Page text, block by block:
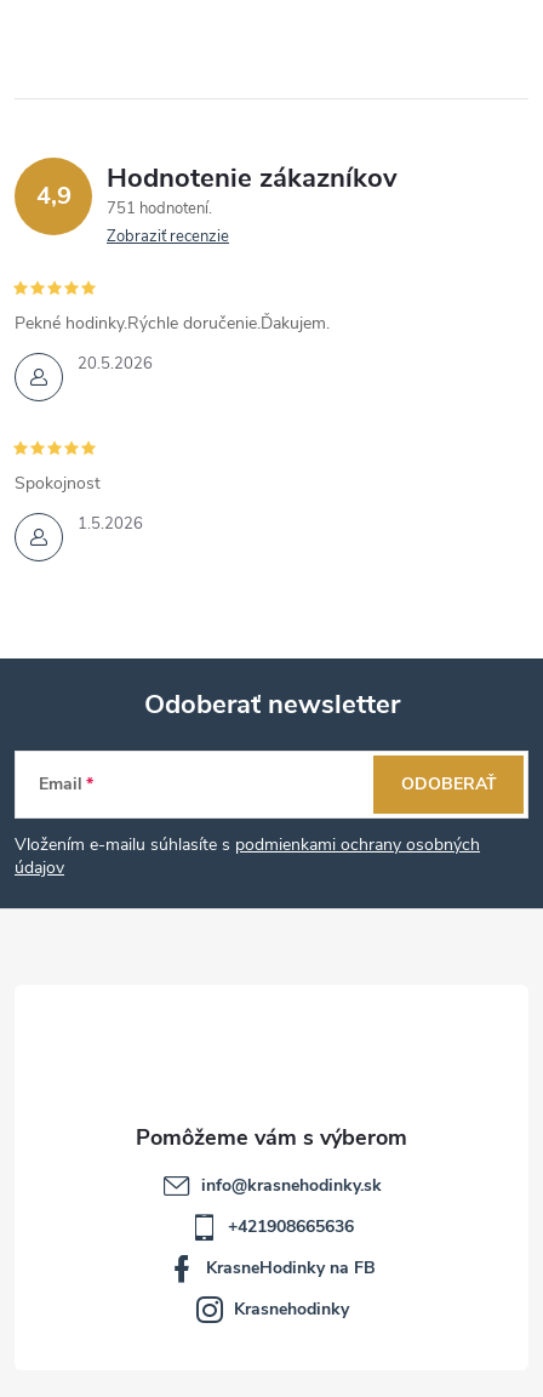
4,9 Hodnotenie zákazníkov
751 hodnotení
Zobraziť recenzie
20.5.2026
Pekné hodinky.Rýchle doručenie.Ďakujem.
1.5.2026
Spokojnost
Z
á
p
Odoberať newsletter
Email
Vložením e-mailu súhlasíte s podmienkami ochrany osobných
údajov
ODOBERAŤ
info@krasnehodinky.sk
+421908665636
KrasneHodinky na FB
Krasnehodinky